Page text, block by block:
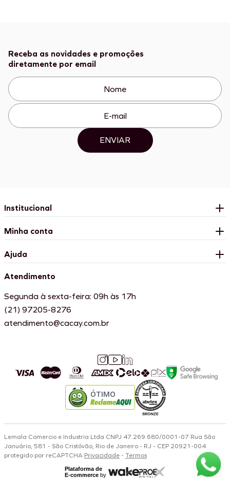
Receba as novidades e promoções
diretamente por email
ENVIAR
Institucional
Minha conta
Ajuda
Atendimento
Segunda à sexta-feira: 09h às 17h
(21) 97205-8276
atendimento@cacay.com.br
ÓTIMO
Lemala Comercio e Industria Ltda CNPJ 47.269.680/0001-07 Rua São
Januário, 581 - São Cristóvão, Rio de Janeiro - RJ - CEP 20921-004
protegido por reCAPTCHA Privacidade - Termos
Plataforma de
E-commerceby